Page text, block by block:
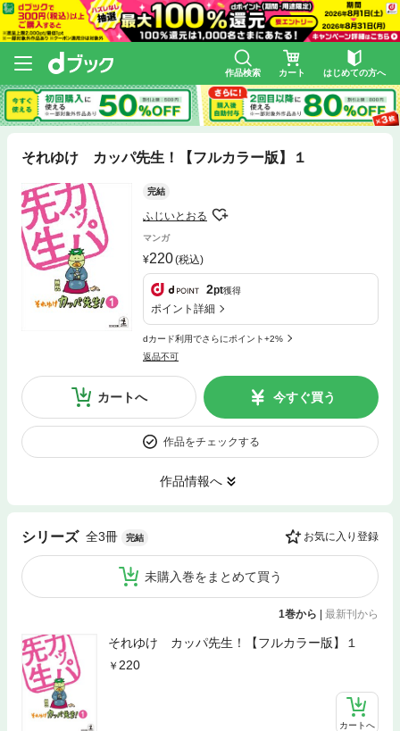
作品検索 カート はじめての方へ
それゆけ カッパ先生！【フルカラー版】１
完結
ふじいとおる
マンガ
220(税込)
2pt獲得
ポイント詳細
dカード利用でさらにポイント+2%
返品不可
カートへ 今すぐ買う
作品をチェックする
作品情報へ
シリーズ 全3冊 完結 お気に入り登録
未購入巻をまとめて買う
1巻から 最新刊から
それゆけ カッパ先生！【フルカラー版】１
220
カートへ